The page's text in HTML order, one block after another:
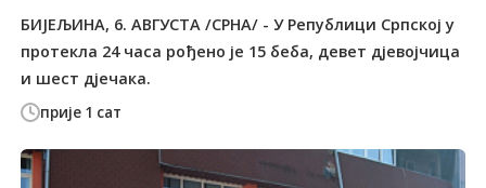
прије 1 сат
БИЈЕЉИНА, 6. АВГУСТА /СРНА/ - У Републици Српској у
протекла 24 часа рођено је 15 беба, девет дјевојчица
и шест дјечака.